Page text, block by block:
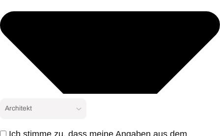
Ich stimme zu, dass meine Angaben aus dem